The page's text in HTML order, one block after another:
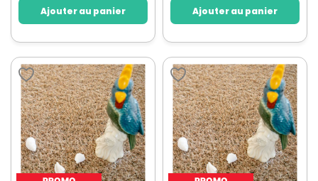
Ajouter au panier Ajouter au panier